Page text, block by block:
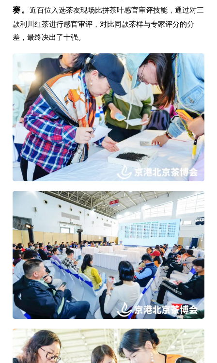
赛。 近百位入选茶友现场比拼茶叶感官审评技能，通过对三
款利川红茶进行感官审评，对比同款茶样与专家评分的分
差，最终决出了十强。